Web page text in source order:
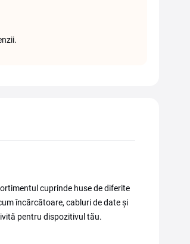
cuprinde huse de diferite
încărcătoare, cabluri de date și
pentru dispozitivul tău.